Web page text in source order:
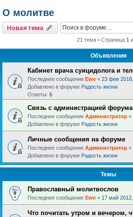
О молитве
Новая тема
21 тема • Страница 1
Объявления
Кабинет врача суицидолога и
Последнее сообщение Ewe « 23 фев
Добавлено в форуме Радость жизни
Ответы: 5
Связь с администрацией форума
Последнее сообщение Администратор «
Добавлено в форуме Радость жизни
Личные сообщения на форуме
Последнее сообщение Администратор «
Добавлено в форуме Радость жизни
Темы
Православный молитвослов
Последнее сообщение Ewe « 17 май
Что почитать утром и вечером,